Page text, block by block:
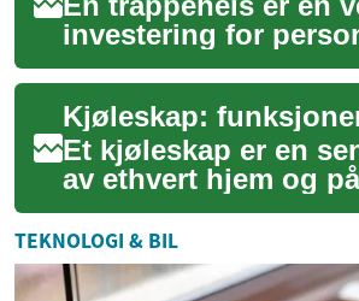
investering for
ønsker å bevare sin
selvstendighet og
hjemmet....
Et kjøleskap er en
av ethvert hjem og
både
kjøkkenets
Dette te...
TEKNOLOGI & BIL